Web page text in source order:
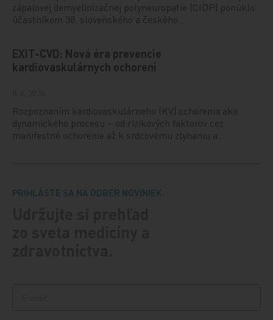
zápalovej demyelinizačnej polyneuropatie (CIDP) ponúklo
účastníkom 38. slovenského a českého…
EXIT-CVD: Nová éra prevencie
kardiovaskulárnych ochorení
Rozpoznaním kardiovaskulárneho (KV) ochorenia ako
dynamického procesu – od rizikových faktorov cez
manifestné ochorenie až k srdcovému zlyhaniu a…
PRIHLÁSTE SA NA ODBER NOVINIEK.